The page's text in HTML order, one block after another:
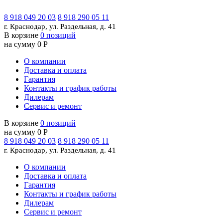
8 918 049 20 03 8 918 290 05 11
г. Краснодар, ул. Раздельная, д. 41
В корзине 0 позиций
на сумму 0 Р
О компании
Доставка и оплата
Гарантия
Контакты и график работы
Дилерам
Сервис и ремонт
В корзине 0 позиций
на сумму 0 Р
8 918 049 20 03 8 918 290 05 11
г. Краснодар, ул. Раздельная, д. 41
О компании
Доставка и оплата
Гарантия
Контакты и график работы
Дилерам
Сервис и ремонт